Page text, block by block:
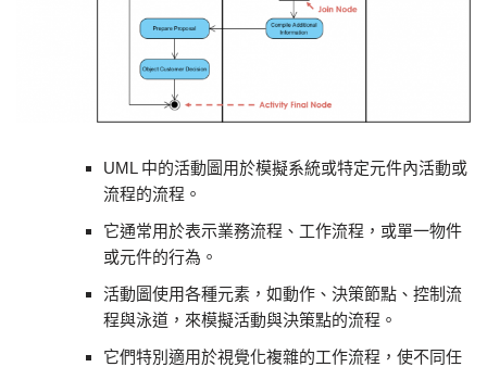
UML 中的活動圖用於模擬系統或特定元件內活動或
流程的流程。
它通常用於表示業務流程、工作流程，或單一物件
或元件的行為。
活動圖使用各種元素，如動作、決策節點、控制流
程與泳道，來模擬活動與決策點的流程。
它們特別適用於視覺化複雜的工作流程，使不同任